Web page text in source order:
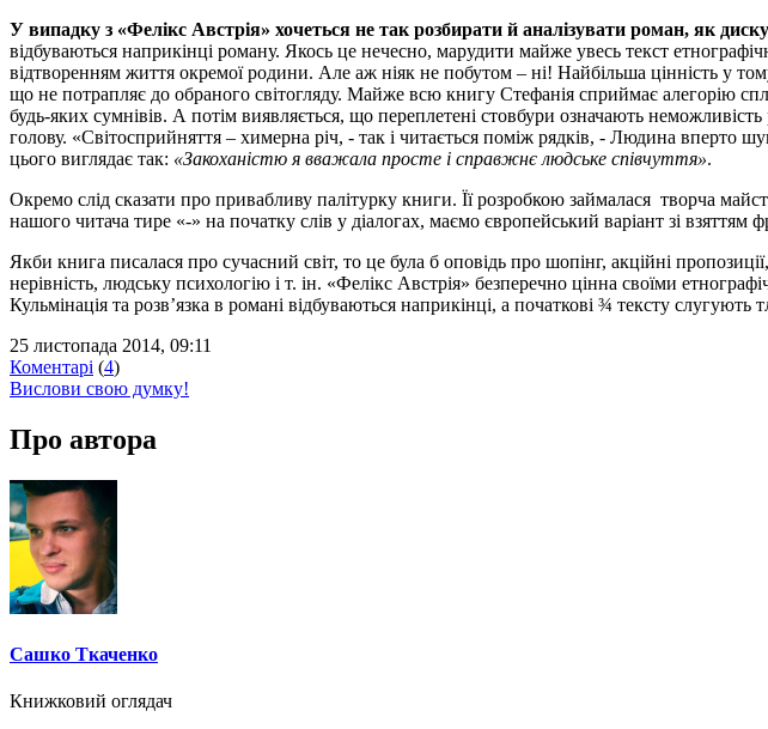
У випадку з «Фелікс Австрія» хочеться не так розбирати й аналізувати роман, як
відбуваються наприкінці роману. Якось це нечесно, марудити майже увесь текст
відтворенням життя окремої родини. Але аж ніяк не побутом – ні! Найбільша цінність у
що не потрапляє до обраного світогляду. Майже всю книгу Стефанія сприймає алегорію
будь-яких сумнівів. А потім виявляється, що переплетені стовбури означають
голову. «Світосприйняття – химерна річ, - так і читається поміж рядків, - Людина вперто
цього виглядає так: «Закоханістю я вважала просте і справжнє людське співчуття».
Окремо слід сказати про привабливу палітурку книги. Її розробкою займалася творча
нашого читача тире «-» на початку слів у діалогах, маємо європейський варіант зі
Якби книга писалася про сучасний світ, то це була б оповідь про шопінг, акційні
нерівність, людську психологію і т. ін. «Фелікс Австрія» безперечно цінна своїми
Кульмінація та розв’язка в романі відбуваються наприкінці, а початкові ¾ тексту
25 листопада 2014, 09:11
Коментарі (4)
Вислови свою думку!
Про автора
Сашко Ткаченко
Книжковий оглядач